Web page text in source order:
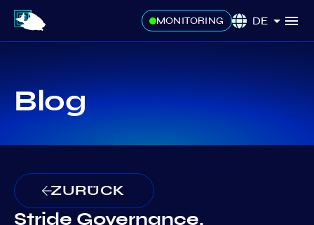
MONITORING DE
Blog
ZURÜCK
Stride Governance.